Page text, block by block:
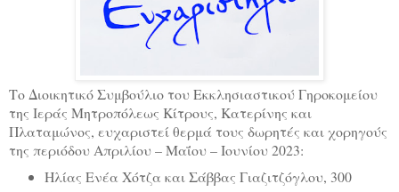
Το Διοικητικό Συμβούλιο του Εκκλησιαστικού Γηροκομείου
της Ιεράς Μητροπόλεως Κίτρους, Κατερίνης και
Πλαταμώνος, ευχαριστεί θερμά τους δωρητές και χορηγούς
της περιόδου Απριλίου – Μαΐου – Ιουνίου 2023:
Ηλίας Ενέα Χότζα και Σάββας Γιαζιτζόγλου, 300